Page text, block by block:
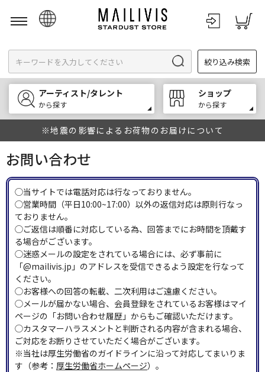
English
한국어
中文
絞り込み検索
アーティスト/タレント
から探す
ショップ
から探す
※地震の影響によるお荷物のお届けについて
お問い合わせ
◯当サイトでは電話対応は行なっておりません。
◯営業時間（平日10:00~17:00）以外の返信対応は原則行なっ
ておりません。
◯ご返信は順番に対応している為、回答までにお時間を頂戴す
る場合がございます。
◯迷惑メールの設定をされている場合には、必ず事前に
「@mailivis.jp」のアドレスを受信できるよう設定を行なって
ください。
◯お客様への回答の転載、二次利用はご遠慮ください。
◯メールが届かない場合、会員登録をされているお客様はマイ
ページの「お問い合わせ履歴」からもご確認いただけます。
◯カスタマーハラスメントと判断される内容が含まれる場合、
ご対応をお断りさせていただく場合がございます。
※当社は厚生労働省のガイドラインに沿って対応してまいりま
す（参考： 厚生労働省ホームページ）。